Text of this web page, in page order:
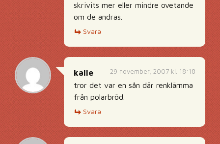
skrivits mer eller mindre ovetande
om de andras.
Svara
29 november, 2007 kl. 18:18
kalle
tror det var en sån där renklämma
från polarbröd.
Svara